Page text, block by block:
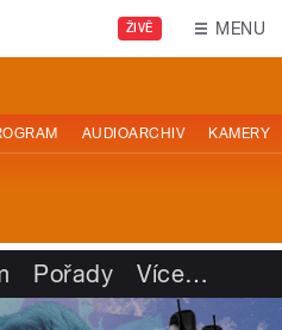
ŽIVĚ MENU
AUDIOARCHIV KAMERY
Pořady Více…